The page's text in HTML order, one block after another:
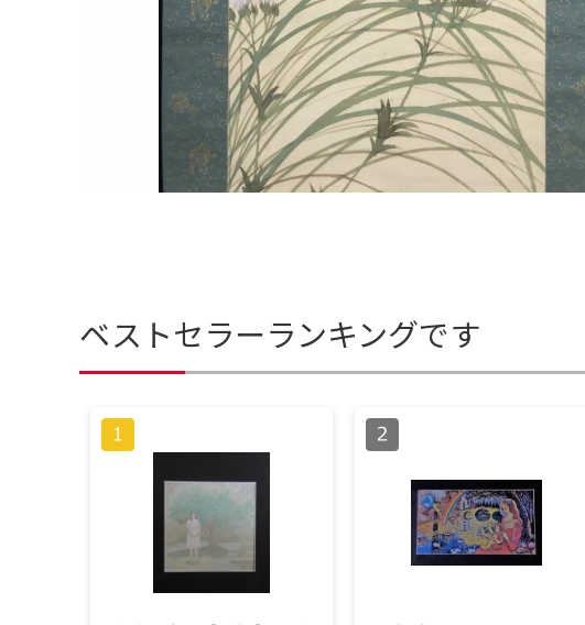
ベストセラーランキングです